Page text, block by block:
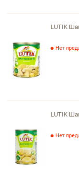
LUTIK
Нет
LUTIK
Нет